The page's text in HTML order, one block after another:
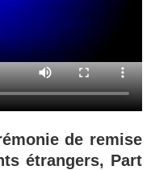
de remise
étrangers, Part